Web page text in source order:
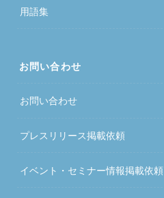
用語集
お問い合わせ
お問い合わせ
プレスリリース掲載依頼
イベント・セミナー情報掲載依頼